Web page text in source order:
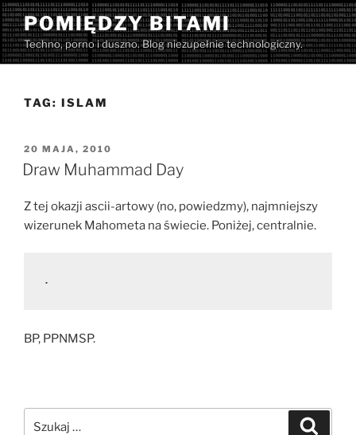
Przejdź
do
treści
POMIĘDZY BITAMI
Techno, porno i duszno. Blog niezupełnie technologiczny.
TAG: ISLAM
OPUBLIKOWANE
W
20 MAJA, 2010
Draw Muhammad Day
Z tej okazji ascii-artowy (no, powiedzmy), najmniejszy
wizerunek Mahometa na świecie. Poniżej, centralnie.
.
BP, PPNMSP.